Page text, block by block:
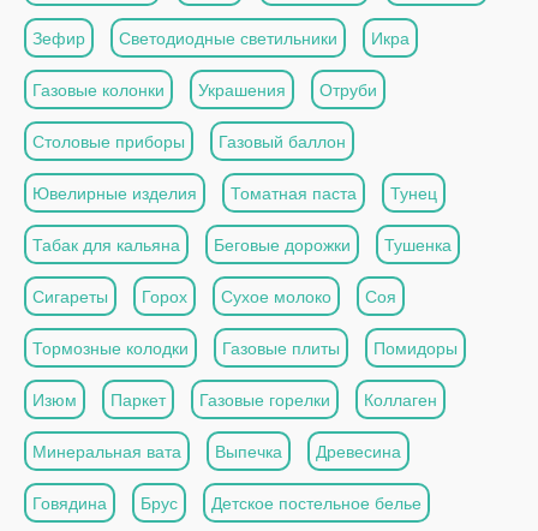
Зефир Светодиодные светильники Икра
Газовые колонки Украшения Отруби
Столовые приборы Газовый баллон
Ювелирные изделия Томатная паста Тунец
Табак для кальяна Беговые дорожки Тушенка
Сигареты Горох Сухое молоко Соя
Тормозные колодки Газовые плиты Помидоры
Изюм Паркет Газовые горелки Коллаген
Минеральная вата Выпечка Древесина
Говядина Брус Детское постельное белье